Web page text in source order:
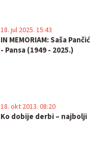
IN MEMORIAM: Saša Pančić
- Pansa (1949 - 2025.)
18. jul 2025. 15:43
Ko dobije derbi – najbolji
18. okt 2013. 08:20